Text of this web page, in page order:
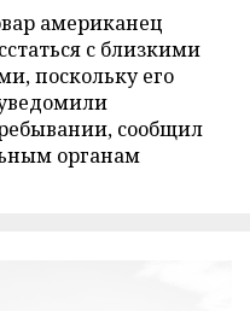
американец
с близкими
поскольку его
сообщил
органам